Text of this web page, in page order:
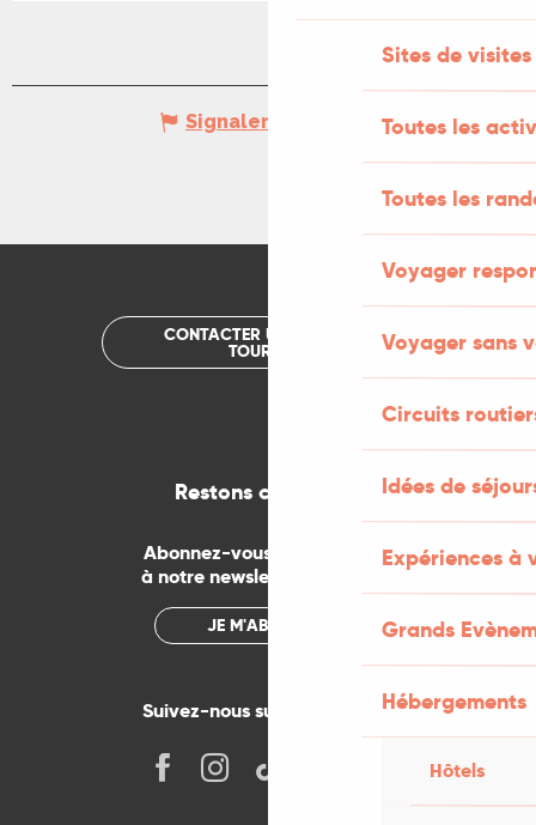
Sites de visites
Toutes les
Toutes les
Voyager
Voyager sans
Circuits
Idées de
Expériences à
Grands
Hébergements
Hôtels
Signaler une erreur
CONTACTER UN OFFICE DE
TOURISME
Restons connectés
Abonnez-vous gratuitement
à notre newsletter mensuelle
JE M'ABONNE
Suivez-nous sur les réseaux !